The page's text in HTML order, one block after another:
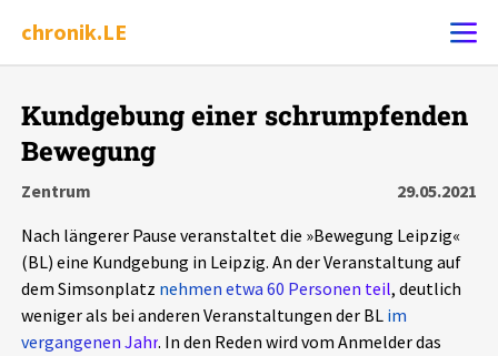
chronik.LE
Ereignis melden
Chronik
Dossiers
Leipziger Zustände
Kundgebung einer schrumpfenden
Bewegung
Zentrum
29.05.2021
Nach längerer Pause veranstaltet die »Bewegung Leipzig«
(BL) eine Kundgebung in Leipzig. An der Veranstaltung auf
dem Simsonplatz nehmen etwa 60 Personen teil, deutlich
weniger als bei anderen Veranstaltungen der BL im
vergangenen Jahr. In den Reden wird vom Anmelder das
Alle Ereignisse
7502Ereignisse
Ereignisse
Exportieren ? Filter Erklärungen